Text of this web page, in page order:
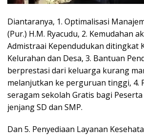
Diantaranya, 1. Optimalisasi
(Pur.) H.M. Ryacudu, 2. Kemudahan
Admistraai Kependudukan ditingkat
Kelurahan dan Desa, 3. Bantuan
berprestasi dari keluarga kurang
melanjutkan ke perguruan tinggi, 4.
seragam sekolah Gratis bagi
jenjang SD dan SMP.
Dan 5. Penyediaan Layanan